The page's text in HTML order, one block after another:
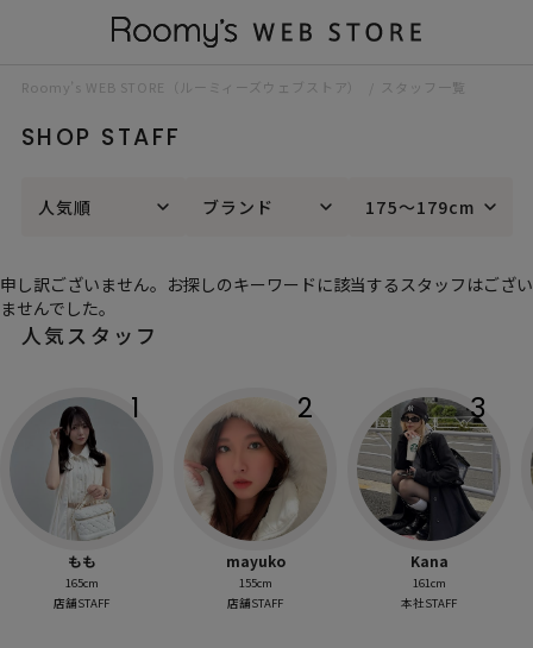
Roomy’s WEB STORE（ルーミィーズウェブストア） スタッフ一覧
SHOP STAFF
人気順 ブランド 175～179cm
申し訳ございません。お探しのキーワードに該当するスタッフはござい
ませんでした。
人気スタッフ
1
もも
165cm
店舗STAFF
2
mayuko
155cm
店舗STAFF
3
Kana
161cm
本社STAFF